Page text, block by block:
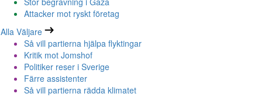
Attacker mot ryskt företag
Alla Väljare
Så vill partierna hjälpa flyktingar
Kritik mot Jomshof
Politiker reser i Sverige
Färre assistenter
Så vill partierna rädda klimatet